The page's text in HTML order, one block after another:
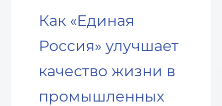
Как «Единая
Россия» улучшает
качество жизни в
промышленных